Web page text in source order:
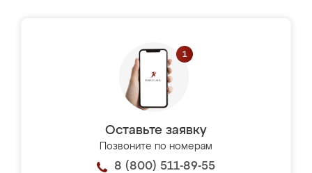
Оставьте заявку
Позвоните по номерам
8 (800) 511-89-55